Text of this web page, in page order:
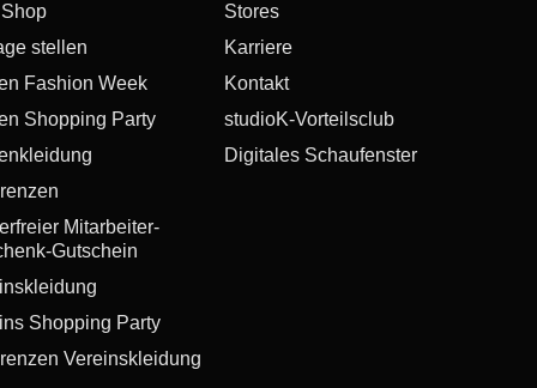
stellen
Fashion Week
Shopping Party
Mitarbeiter-
Gutschein
Shopping Party
Vereinskleidung
Stores
Karriere
Kontakt
studioK-Vorteilsclub
Digitales Schaufenster